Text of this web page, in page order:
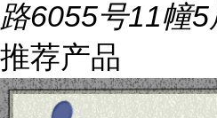
路6055号11幢5
推荐产品